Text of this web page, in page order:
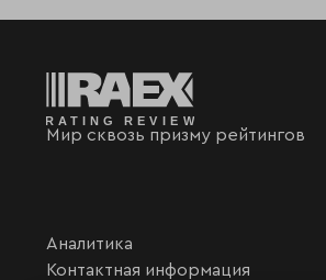
Мир сквозь призму рейтингов
Аналитика
Контактная информация